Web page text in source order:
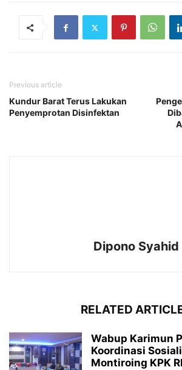
Previous article
Kundur Barat Terus Lakukan
Penyemprotan Disinfektan
Dipono Syahid
RELATED
Wabup Karimun
Koordinasi
Montiroing KPK RI